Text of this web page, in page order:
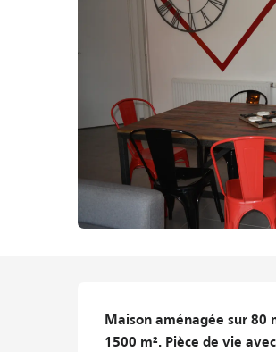
Maison aménagée sur 80
1500 m². Pièce de vie